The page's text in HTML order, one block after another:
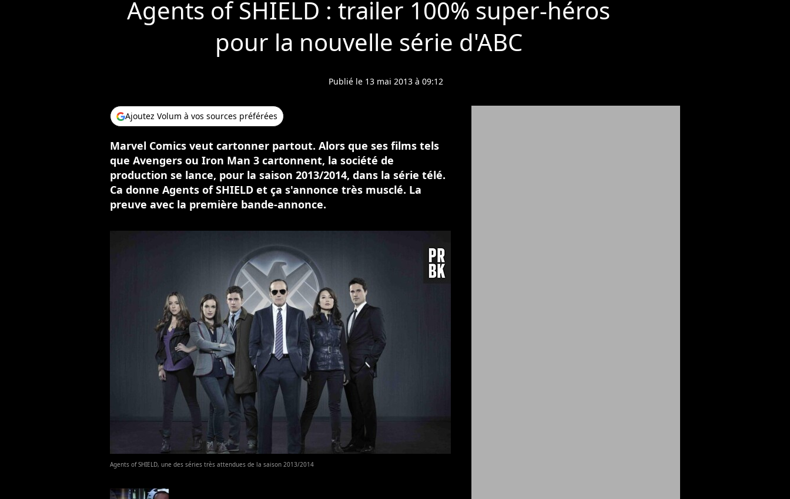
Agents of SHIELD : trailer 100% super-héros
pour la nouvelle série d'ABC
Publié le 13 mai 2013 à 09:12
Ajoutez Volum à vos sources préférées
Marvel Comics veut cartonner partout. Alors que ses films tels
que Avengers ou Iron Man 3 cartonnent, la société de
production se lance, pour la saison 2013/2014, dans la série télé.
Ca donne Agents of SHIELD et ça s'annonce très musclé. La
preuve avec la première bande-annonce.
Agents of SHIELD, une des séries très attendues de la saison 2013/2014